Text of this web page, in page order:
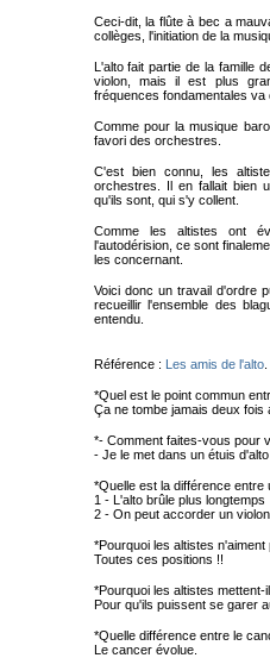
Ceci-dit, la flûte à bec a
collèges, l'initiation de la
L'alto fait partie de la famille
violon, mais il est plus
fréquences fondamentales
Comme pour la musique
favori des orchestres.
C'est bien connu, les
orchestres. Il en fallait bien
qu'ils sont, qui s'y collent.
Comme les altistes ont
l'autodérision, ce sont
les concernant.
Voici donc un travail d'ordre
recueillir l'ensemble des
entendu.
Référence : Les amis de l'alto.
*Quel est le point commun
Ça ne tombe jamais deux fois
*- Comment faites-vous pour
- Je le met dans un étuis
*Quelle est la différence entre
1 - L'alto brûle plus longtemps
2 - On peut accorder un violon
*Pourquoi les altistes
Toutes ces positions !!
*Pourquoi les altistes
Pour qu'ils puissent se garer
*Quelle différence entre le
Le cancer évolue.